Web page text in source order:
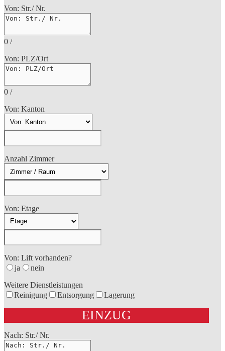
Von: Str./ Nr.
0 /
Von: PLZ/Ort
0 /
Von: Kanton
Anzahl Zimmer
Von: Etage
Von: Lift vorhanden?
ja
nein
Weitere Dienstleistungen
Reinigung
Entsorgung Lagerung
EINZUG
Nach: Str./ Nr.